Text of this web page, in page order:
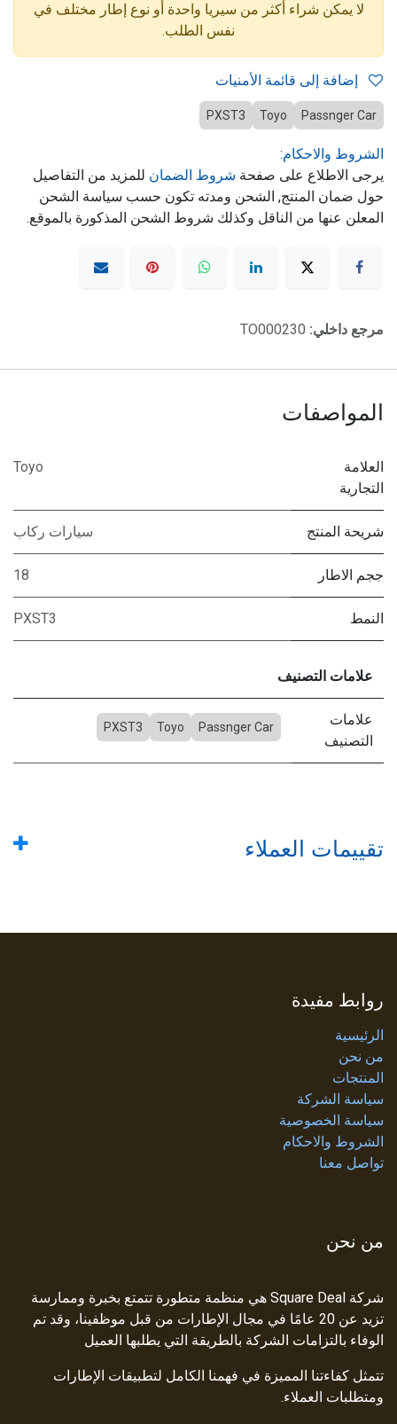
لا يمكن شراء أكثر من سيريا واحدة أو نوع إطار مختلف في
نفس الطلب.
Passnger Car
Toyo
PXST3
الشروط والاحكام:
يرجى الاطلاع على صفحة شروط الضمان للمزيد من التفاصيل
حول ضمان المنتج, الشحن ومدته تكون حسب سياسة الشحن
المعلن عنها من الناقل وكذلك شروط الشحن المذكورة بالموقع.
مرجع داخلي: TO000230
المواصفات
العلامة
التجارية
Toyo
شريحة المنتج سيارات ركاب
ججم الاطار 18
النمط PXST3
علامات التصنيف
علامات
التصنيف
Passnger Car
Toyo
PXST3
تقييمات العملاء
روابط مفيدة
الرئيسية
من نحن
المنتجات
سياسة الشركة
سياسة الخصوصية
الشروط والاحكام
تواصل معنا
من نحن
شركة Square Deal هي منظمة متطورة تتمتع بخبرة وممارسة
تزيد عن 20 عامًا في مجال الإطارات من قبل موظفينا، وقد تم
الوفاء بالتزامات الشركة بالطريقة التي يطلبها العميل
تتمثل كفاءتنا المميزة في فهمنا الكامل لتطبيقات الإطارات
ومتطلبات العملاء.